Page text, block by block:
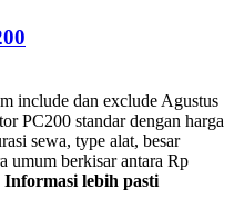
include dan exclude Agustus
PC200 standar dengan harga
sewa, type alat, besar
umum berkisar antara Rp
Informasi lebih pasti